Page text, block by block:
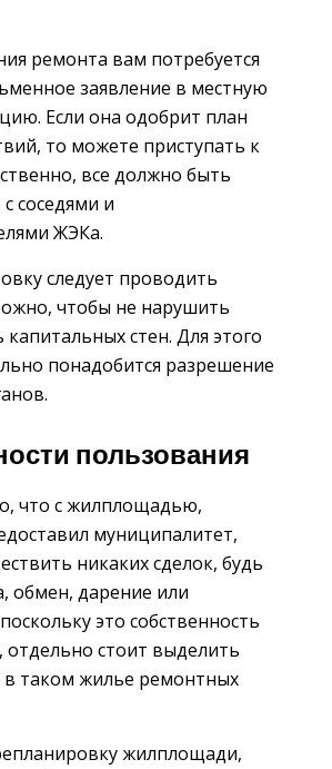
ремонта вам потребуется
заявление в местную
Если она одобрит план
то можете приступать к
все должно быть
соседями и
ЖЭКа.
следует проводить
чтобы не нарушить
капитальных стен. Для этого
понадобится разрешение
пользования
что с жилплощадью,
муниципалитет,
никаких сделок, будь
обмен, дарение или
это собственность
отдельно стоит выделить
в таком жилье ремонтных
жилплощади,